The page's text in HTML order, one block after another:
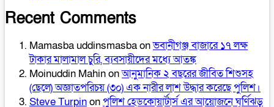
Recent Comments
Mamasba uddinsmasbaonভবানীগঞ্জ বাজারে ১৭ লক্ষ
টাকার মালামাল চুরি, ব্যবসায়ীদের মধ্যে আতঙ্ক
Moinuddin Mahinonআনুমানিক ২ বছরের জীবিত শিশুসহ
(ছেলে) অজ্ঞাতপরিচয় (৩০) এক নারীর লাশ উদ্ধার করেছে পুলিশ।
Steve Turpinonপুলিশ হেডকোয়ার্টার্স এর আয়োজনে ঘূর্ণিঝড়